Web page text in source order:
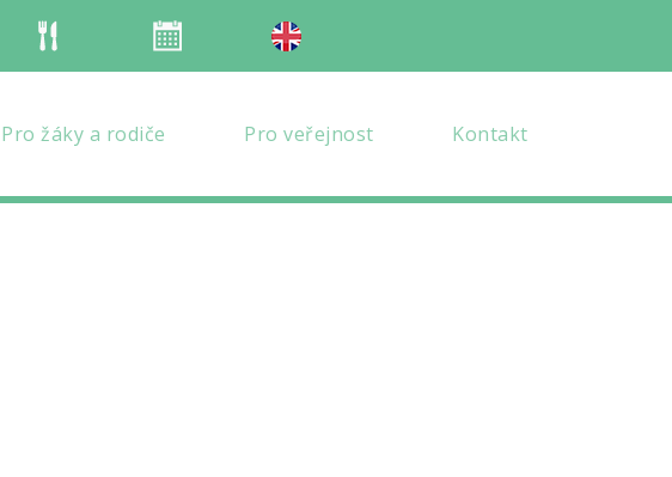
Organizace školního roku
Pro žáky a rodiče Pro veřejnost Kontakt